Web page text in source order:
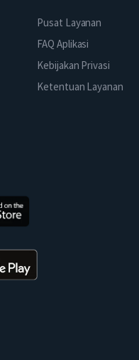
Pusat Layanan
FAQ Aplikasi
Kebijakan Privasi
Ketentuan Layanan